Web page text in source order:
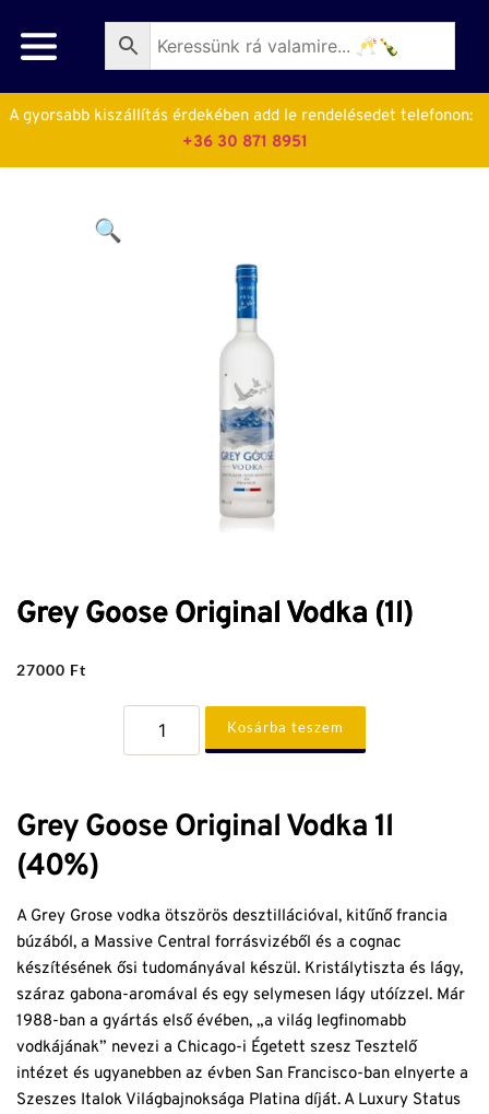
+36 30 871 8951
🔍
Grey Goose Original Vodka (1l)
27000 Ft
Grey
Goose
Kosárba teszem
Grey Goose Original Vodka 1l
(40%)
A Grey Grose vodka ötszörös desztillációval, kitűnő francia
búzából, a Massive Central forrásvizéből és a cognac
készítésének ősi tudományával készül. Kristálytiszta és lágy,
száraz gabona-aromával és egy selymesen lágy utóízzel. Már
1988-ban a gyártás első évében, „a világ legfinomabb
vodkájának” nevezi a Chicago-i Égetett szesz Tesztelő
intézet és ugyanebben az évben San Francisco-ban elnyerte a
Szeszes Italok Világbajnoksága Platina díját. A Luxury Status